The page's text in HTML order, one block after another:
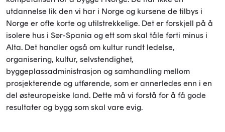
utdannelse lik den vi har i Norge og kursene de tilbys i
Norge er ofte korte og utilstrekkelige. Det er forskjell på å
isolere hus i Sør-Spania og ett som skal tåle førti minus i
Alta. Det handler også om kultur rundt ledelse,
organisering, kultur, selvstendighet,
byggeplassadministrasjon og samhandling mellom
prosjekterende og utførende, som er annerledes enn i en
del østeuropeiske land. Dette må vi forstå for å få gode
resultater og bygg som skal vare evig.